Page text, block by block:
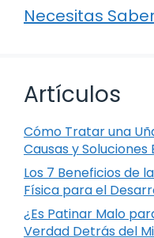
Necesitas
Artículos
Cómo Tratar una
Causas y Soluciones
Los 7 Beneficios de
Física para el
¿Es Patinar Malo
Verdad Detrás del